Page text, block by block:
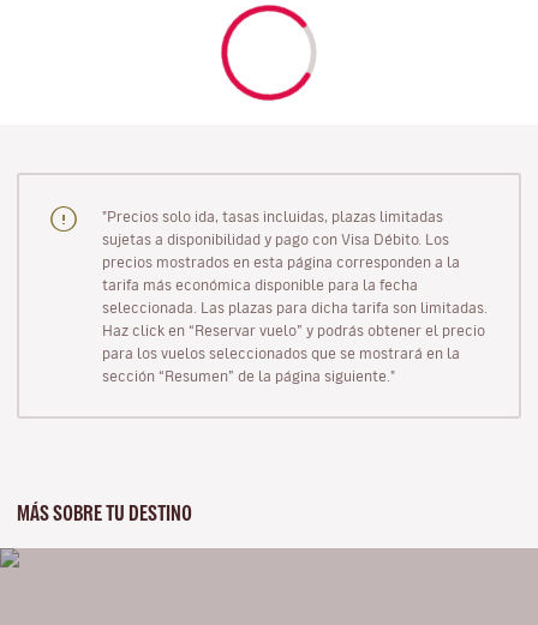
"Precios solo ida, tasas incluidas, plazas limitadas
sujetas a disponibilidad y pago con Visa Débito. Los
precios mostrados en esta página corresponden a la
tarifa más económica disponible para la fecha
seleccionada. Las plazas para dicha tarifa son limitadas.
Haz click en “Reservar vuelo” y podrás obtener el precio
para los vuelos seleccionados que se mostrará en la
sección “Resumen” de la página siguiente."
MÁS SOBRE TU DESTINO